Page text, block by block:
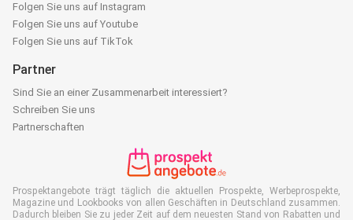
Folgen Sie uns auf Instagram
Folgen Sie uns auf Youtube
Folgen Sie uns auf TikTok
Partner
Sind Sie an einer Zusammenarbeit interessiert?
Schreiben Sie uns
Partnerschaften
Prospektangebote trägt täglich die aktuellen Prospekte, Werbeprospekte,
Magazine und Lookbooks von allen Geschäften in Deutschland zusammen.
Dadurch bleiben Sie zu jeder Zeit auf dem neuesten Stand von Rabatten und